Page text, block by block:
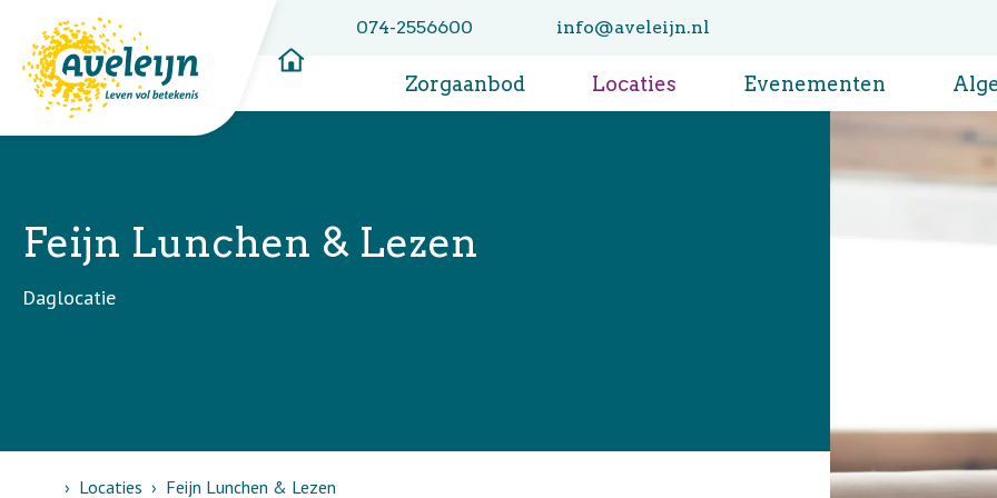
074-2556600
info@aveleijn.nl
Zorgaanbod Locaties Evenementen
Feijn Lunchen & Lezen
Daglocatie
HomeLocaties Feijn Lunchen & Lezen